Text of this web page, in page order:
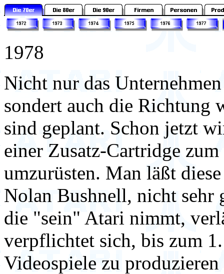
1978
Nicht nur das
sondert auch die Richtung
sind geplant. Schon jetzt
einer Zusatz-Cartridge
umzurüsten. Man läßt
Nolan Bushnell, nicht
die "sein" Atari nimmt,
verpflichtet sich, bis zum
Videospiele zu